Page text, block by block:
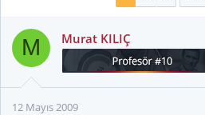
ş
a
a
ç
t
a
r
M Murat KILIÇ
12 Mayıs 2009